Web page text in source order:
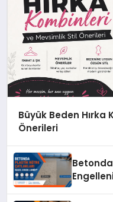
Büyük Beden
Önerileri